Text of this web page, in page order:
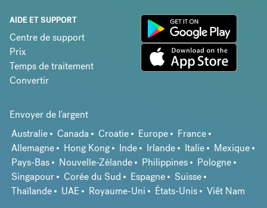
AIDE ET SUPPORT
Centre de support
Prix
Temps de traitement
Convertir
Envoyer de l'argent
Australie
Canada Croatie Europe
France
Allemagne
Hong Kong Inde Irlande Italie
Mexique
Pays-Bas
Nouvelle-Zélande Philippines
Pologne
Singapour
Corée du Sud Espagne
Suisse
Thaïlande
UAE Royaume-Uni États-Unis Viêt Nam